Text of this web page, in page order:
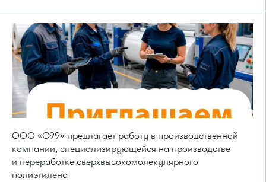
ООО «С99» предлагает работу в производственной
компании, специализирующейся на производстве
и переработке сверхвысокомолекулярного
полиэтилена